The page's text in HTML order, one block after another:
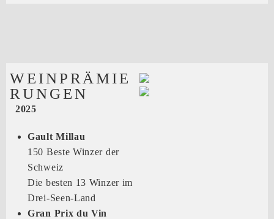
WEINPRÄMIE
RUNGEN
2025
Gault Millau
150 Beste Winzer der
Schweiz
Die besten 13 Winzer im
Drei-Seen-Land
Gran Prix du Vin